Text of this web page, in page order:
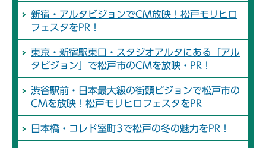
新宿・アルタビジョンでCM放映！松戸モリヒロ
フェスタをPR！
東京・新宿駅東口・スタジオアルタにある「アル
タビジョン」で松戸市のCMを放映・PR！
渋谷駅前・日本最大級の街頭ビジョンで松戸市の
CMを放映！松戸モリヒロフェスタをPR
日本橋・コレド室町3で松戸の冬の魅力をPR！